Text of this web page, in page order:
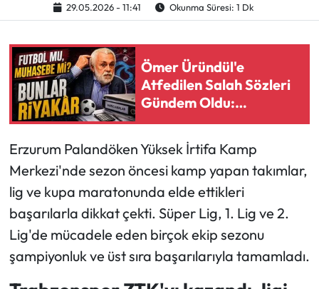
29.05.2026 - 11:41 Okunma Süresi: 1 Dk
Ömer Üründül'e
Atfedilen Salah Sözleri
Gündem Oldu:
Trabzon'a Gelince
Neden?
Erzurum Palandöken Yüksek İrtifa Kamp
Merkezi'nde sezon öncesi kamp yapan takımlar,
lig ve kupa maratonunda elde ettikleri
başarılarla dikkat çekti. Süper Lig, 1. Lig ve 2.
Lig'de mücadele eden birçok ekip sezonu
şampiyonluk ve üst sıra başarılarıyla tamamladı.
Karikatür Galeri
BIK
ASTROLOJİ
Mektup Galeri
Ekonomi
Sağlık
Turizm